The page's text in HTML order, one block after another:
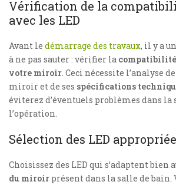
Vérification de la
avec les LED
Avant le démarrage des travaux, il y a
à ne pas sauter : vérifier la compatibilité
votre miroir . Ceci nécessite l’analyse
miroir et de ses spécifications
éviterez d’éventuels problèmes dans la
l’opération.
Sélection des LED
Choisissez des LED qui s’adaptent bien
du miroir présent dans la salle de bain.